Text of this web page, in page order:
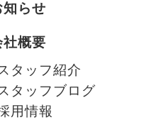
知らせ
社概要
タッフ紹介
タッフブログ
用情報